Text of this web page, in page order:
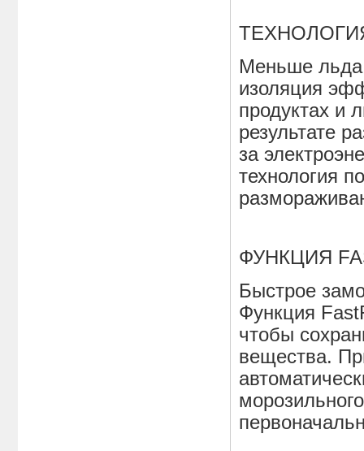
Меньше
изоляция
продуктах и
результате
за
технология
ФУНКЦИЯ
Быстрое
Функция
чтобы
вещества.